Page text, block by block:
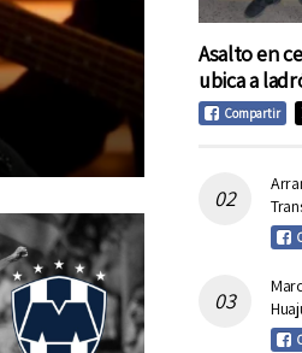
Asalto en
ubica a
Compartir